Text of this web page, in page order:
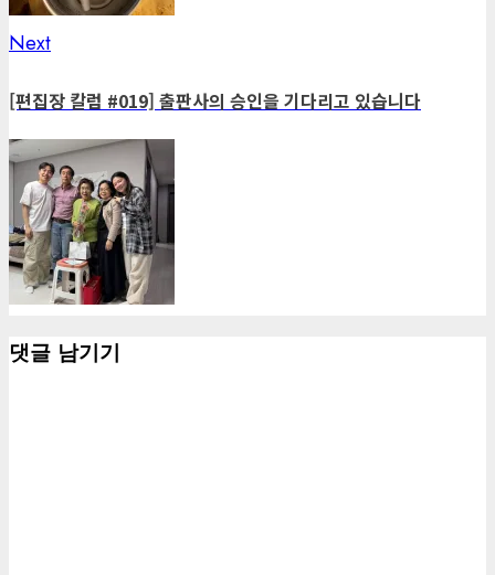
NextNext
[편집장 칼럼 #019] 출판사의 승인을 기다리고 있습니다
댓글 남기기